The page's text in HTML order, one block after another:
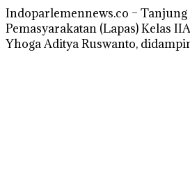
Indoparlemennews.co – Tanjung
Pemasyarakatan (Lapas) Kelas
Yhoga Aditya Ruswanto,